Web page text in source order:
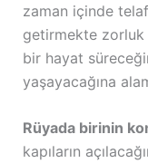
zaman içinde
getirmekte
bir hayat
yaşayacağına
Rüyada birinin
kapıların